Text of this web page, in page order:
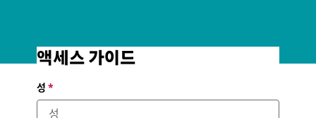
The digital HQ toolkit
Leading organizations share their tips for supporting
액세스 가이드
성 *